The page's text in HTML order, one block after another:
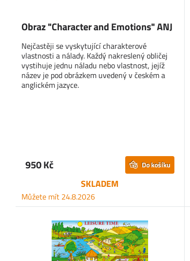
Obraz "Character and Emotions" ANJ
Nejčastěji se vyskytující charakterové
vlastnosti a nálady. Každý nakreslený obličej
vystihuje jednu náladu nebo vlastnost, jejíž
název je pod obrázkem uvedený v českém a
anglickém jazyce.
950 Kč Do košíku
SKLADEM
Můžete mít 24.8.2026